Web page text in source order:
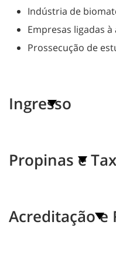
Indústria de
Empresas ligadas
Prossecução de
Ingresso
Propinas e
Acreditação e